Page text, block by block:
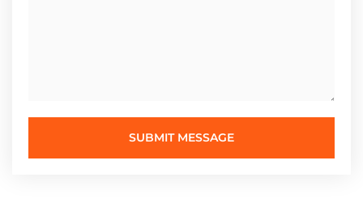
SUBMIT MESSAGE